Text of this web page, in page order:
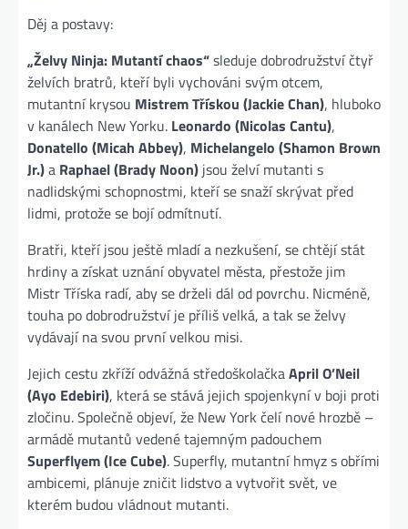
Děj a postavy:
„Želvy Ninja: Mutantí chaos“sleduje dobrodružství čtyř
želvích bratrů, kteří byli vychováni svým otcem,
mutantní krysou Mistrem Třískou (Jackie Chan), hluboko
v kanálech New Yorku. Leonardo (Nicolas Cantu),
Donatello (Micah Abbey), Michelangelo (Shamon Brown
Jr.)a Raphael (Brady Noon) jsou želví mutanti s
nadlidskými schopnostmi, kteří se snaží skrývat před
lidmi, protože se bojí odmítnutí.
Bratři, kteří jsou ještě mladí a nezkušení, se chtějí stát
hrdiny a získat uznání obyvatel města, přestože jim
Mistr Tříska radí, aby se drželi dál od povrchu. Nicméně,
touha po dobrodružství je příliš velká, a tak se želvy
vydávají na svou první velkou misi.
Jejich cestu zkříží odvážná středoškolačkaApril O’Neil
(Ayo Edebiri), která se stává jejich spojenkyní v boji proti
zločinu. Společně objeví, že New York čelí nové hrozbě –
armádě mutantů vedené tajemným padouchem
Superflyem (Ice Cube). Superfly, mutantní hmyz s obřími
ambicemi, plánuje zničit lidstvo a vytvořit svět, ve
kterém budou vládnout mutanti.